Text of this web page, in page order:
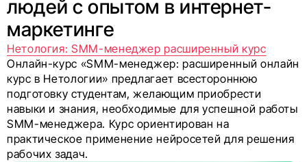
людей с опытом в интернет-
маркетинге
Нетология: SMM-менеджер расширенный курс
Онлайн-курс «SMM-менеджер: расширенный онлайн
курс в Нетологии» предлагает всестороннюю
подготовку студентам, желающим приобрести
навыки и знания, необходимые для успешной работы
SMM-менеджера. Курс ориентирован на
практическое применение нейросетей для решения
рабочих задач.